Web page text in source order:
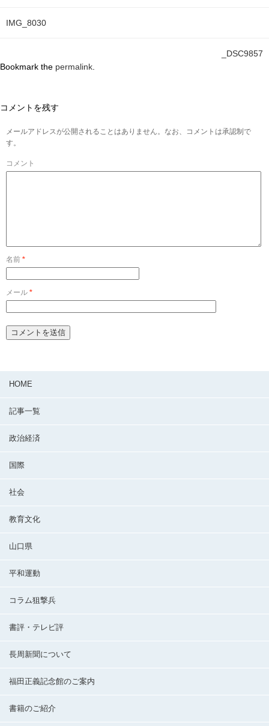
IMG_8030
_DSC9857
Bookmark the permalink
コメントを残す
メールアドレスが公開されることはありません。なお、コメントは承認制で
す。
コメント
名前 *
メール *
HOME
記事一覧
政治経済
国際
社会
教育文化
山口県
平和運動
コラム狙撃兵
書評・テレビ評
長周新聞について
福田正義記念館のご案内
書籍のご紹介